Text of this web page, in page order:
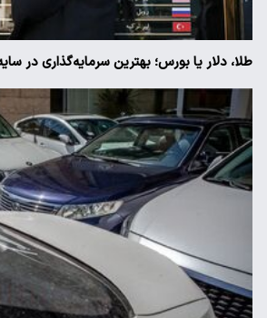
طلا، دلار یا بورس؛ بهترین سرمایه‌گذاری در